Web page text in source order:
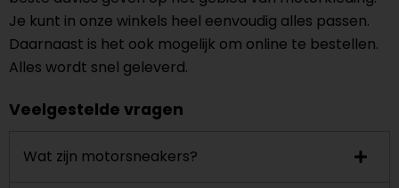
Je kunt in onze winkels heel eenvoudig alles passen.
Daarnaast is het ook mogelijk om online te bestellen.
Alles wordt snel geleverd.
Veelgestelde vragen
Wat zijn motorsneakers?